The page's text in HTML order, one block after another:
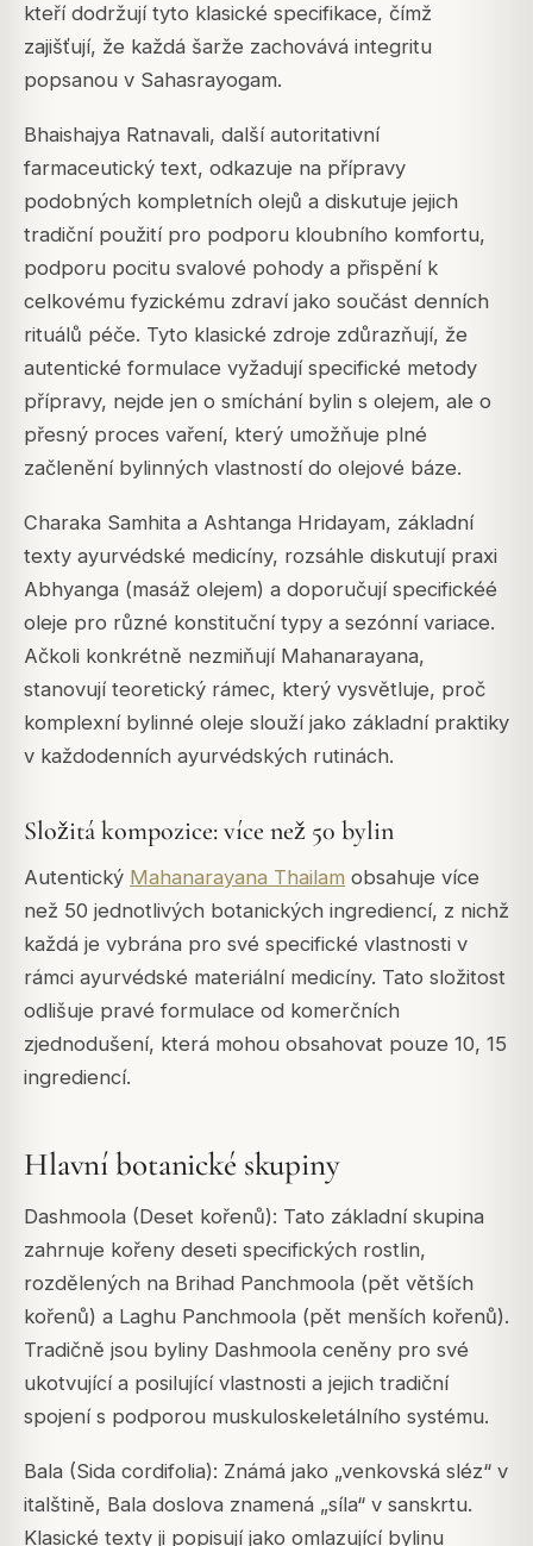
kteří dodržují tyto klasické specifikace, čímž
zajišťují, že každá šarže zachovává integritu
popsanou v Sahasrayogam.
Bhaishajya Ratnavali, další autoritativní
farmaceutický text, odkazuje na přípravy
podobných kompletních olejů a diskutuje jejich
tradiční použití pro podporu kloubního komfortu,
podporu pocitu svalové pohody a přispění k
celkovému fyzickému zdraví jako součást denních
rituálů péče. Tyto klasické zdroje zdůrazňují, že
autentické formulace vyžadují specifické metody
přípravy, nejde jen o smíchání bylin s olejem, ale o
přesný proces vaření, který umožňuje plné
začlenění bylinných vlastností do olejové báze.
Charaka Samhita a Ashtanga Hridayam, základní
texty ayurvédské medicíny, rozsáhle diskutují praxi
Abhyanga (masáž olejem) a doporučují specifickéé
oleje pro různé konstituční typy a sezónní variace.
Ačkoli konkrétně nezmiňují Mahanarayana,
stanovují teoretický rámec, který vysvětluje, proč
komplexní bylinné oleje slouží jako základní praktiky
v každodenních ayurvédských rutinách.
Složitá kompozice: více než 50 bylin
Autentický Mahanarayana Thailam obsahuje více
než 50 jednotlivých botanických ingrediencí, z nichž
každá je vybrána pro své specifické vlastnosti v
rámci ayurvédské materiální medicíny. Tato složitost
odlišuje pravé formulace od komerčních
zjednodušení, která mohou obsahovat pouze 10, 15
ingrediencí.
Hlavní botanické skupiny
Dashmoola (Deset kořenů): Tato základní skupina
zahrnuje kořeny deseti specifických rostlin,
rozdělených na Brihad Panchmoola (pět větších
kořenů) a Laghu Panchmoola (pět menších kořenů).
Tradičně jsou byliny Dashmoola ceněny pro své
ukotvující a posilující vlastnosti a jejich tradiční
spojení s podporou muskuloskeletálního systému.
Bala (Sida cordifolia): Známá jako „venkovská sléz“ v
italštině, Bala doslova znamená „síla“ v sanskrtu.
Klasické texty ji popisují jako omlazující bylinu